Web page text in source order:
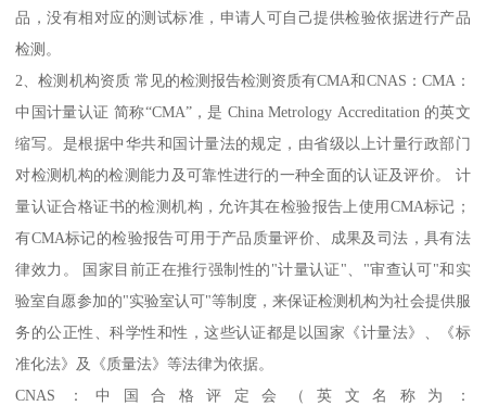
品，没有相对应的测试标准，申请人可自己提供检验依据进行产品
检测。
2、检测机构资质 常见的检测报告检测资质有CMA和CNAS：CMA：
中国计量认证 简称“CMA”，是 China Metrology Accreditation 的英文
缩写。是根据中华共和国计量法的规定，由省级以上计量行政部门
对检测机构的检测能力及可靠性进行的一种全面的认证及评价。 计
量认证合格证书的检测机构，允许其在检验报告上使用CMA标记；
有CMA标记的检验报告可用于产品质量评价、成果及司法，具有法
律效力。 国家目前正在推行强制性的"计量认证"、"审查认可"和实
验室自愿参加的"实验室认可"等制度，来保证检测机构为社会提供服
务的公正性、科学性和性，这些认证都是以国家《计量法》、《标
准化法》及《质量法》等法律为依据。
CNAS：中国合格评定会（英文名称为：